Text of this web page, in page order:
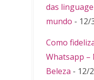
das
mundo - 12/
Como
Whatsapp –
Beleza - 12/